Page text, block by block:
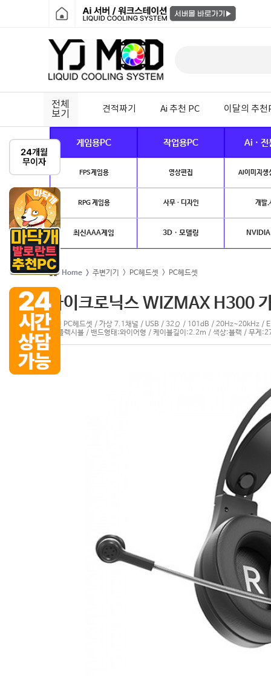
전체
보기
견적짜기 Ai 추천 PC 이달의 추천
게임용PC 작업용PC Ai · 전
FPS게임용 영상편집 AI이미지생
RPG 게임용 사무 · 디자인 개발.
최신AAA게임 3D · 모델링
Home > 주변기기 > PC헤드셋 > PC헤드셋
마이크로닉스 WIZMAX H300
유선 PC헤드셋 / 가상 7.1채널 / USB / 32Ω / 101dB / 20Hz~20kHz /
태:플렉시블 / 밴드형태:와이어형 / 케이블길이:2.2m / 색상:블랙 / 무게